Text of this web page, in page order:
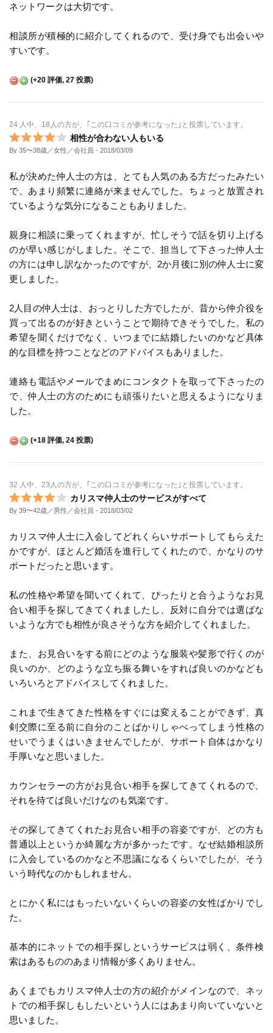
ネットワークは大切です。
相談所が積極的に紹介してくれるので、受け身でも出会いや
すいです。
(+20 評価, 27 投票)
24 人中、18人の方が、｢この口コミが参考になった｣と投票しています。
相性が合わない人もいる
By 35〜38歳／女性／会社員 - 2018/03/09
私が決めた仲人士の方は、とても人気のある方だったみたい
で、あまり頻繁に連絡が来ませんでした。ちょっと放置され
ているような気分になることもありました。
親身に相談に乗ってくれますが、忙しそうで話を切り上げる
のが早い感じがしました。そこで、担当して下さった仲人士
の方には申し訳なかったのですが、2か月後に別の仲人士に変
更しました。
2人目の仲人士は、おっとりした方でしたが、昔から仲介役を
買って出るのが好きということで期待できそうでした。私の
希望を聞くだけでなく、いつまでに結婚したいのかなど具体
的な目標を持つことなどのアドバイスもありました。
連絡も電話やメールでまめにコンタクトを取って下さったの
で、仲人士の方のためにも頑張りたいと思えるようになりま
した。
(+18 評価, 24 投票)
32 人中、23人の方が、｢この口コミが参考になった｣と投票しています。
カリスマ仲人士のサービスがすべて
By 39〜42歳／男性／会社員 - 2018/03/02
カリスマ仲人士に入会してどれくらいサポートしてもらえた
かですが、ほとんど婚活を進行してくれたので、かなりのサ
ポートだったと思います。
私の性格や希望を聞いてくれて、ぴったりと合うようなお見
合い相手を探してきてくれましたし、反対に自分では選ばな
いような方でも相性が良さそうな方を紹介してくれました。
また、お見合いをする前にどのような服装や髪形で行くのが
良いのか、どのような立ち振る舞いをすれば良いのかなども
いろいろとアドバイスしてくれました。
これまで生きてきた性格をすぐには変えることができず、真
剣交際に至る前に自分のことばかりしゃべってしまう性格の
せいでうまくはいきませんでしたが、サポート自体はかなり
手厚いなと思いました。
カウンセラーの方がお見合い相手を探してきてくれるので、
それを待てば良いだけなのも気楽です。
その探してきてくれたお見合い相手の容姿ですが、どの方も
普通以上というか綺麗な方が多かったです。なぜ結婚相談所
に入会しているのかなと不思議になるくらいでしたが、そう
いう時代なのかもしれません。
とにかく私にはもったいないくらいの容姿の女性ばかりでし
た。
基本的にネットでの相手探しというサービスは弱く、条件検
索はあるもののあまり情報が多くありません。
あくまでもカリスマ仲人士の方の紹介がメインなので、ネッ
トでの相手探しもしたいという人にはあまり向いていないと
思いました。